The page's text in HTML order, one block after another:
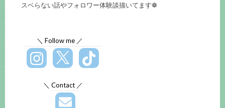
スベらない話やフォロワー体験談描いてます❁
＼ Follow me ／
＼ Contact ／